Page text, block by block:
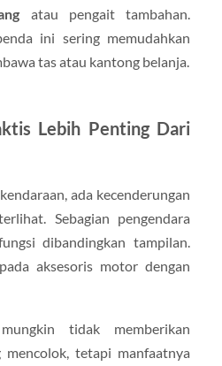
atau pengait tambahan.
ini sering memudahkan
tas atau kantong belanja.
Lebih Penting Dari
ada kecenderungan
Sebagian pengendara
dibandingkan tampilan.
aksesoris motor dengan
tidak memberikan
mencolok, tetapi manfaatnya